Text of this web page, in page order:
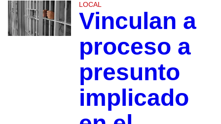
LOCAL
Vinculan a
proceso a
presunto
implicado